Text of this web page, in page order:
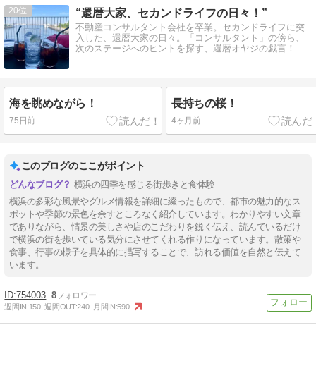
20 “還暦大家、セカンドライフの日々！”
不動産コンサルタント会社を卒業。セカンドライフに突
入した、還暦大家の日々。「コンサルタント」の傍ら、
次のステージへのヒントを探す、還暦オヤジの戯言！
海を眺めながら！
75日前
長持ちの桜！
4ヶ月前
このブログのここがポイント
横浜の四季を感じる街歩きと食体験
横浜の多彩な風景やグルメ情報を詳細に綴ったもので、都市の魅力的なス
ポットや季節の景色を余すところなく紹介しています。わかりやすい文章
でありながら、情景の美しさや店のこだわりを鋭く伝え、読んでいるだけ
で横浜の街を歩いている気分にさせてくれる作りになっています。散策や
食事、行事の様子を具体的に描写することで、訪れる価値を自然と伝えて
います。
754003 8
週間IN:150 週間OUT:240 月間IN:590